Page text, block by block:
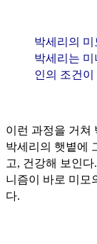
박세리의
박세리는 미
인의 조건
이런 과정을 거쳐
박세리의 햇볕에
고, 건강해 보인
니즘이 바로 미모
다.